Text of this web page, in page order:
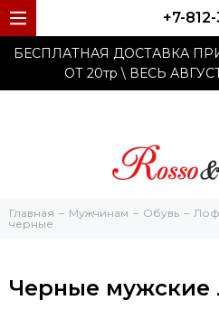
БЕСПЛАТНАЯ ДОСТАВКА
ОТ 20тр \ ВЕСЬ
+7-
Главная Мужчинам Обувь
черные
Черные